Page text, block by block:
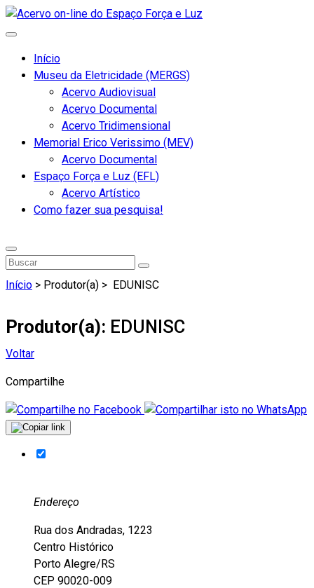
Início
Museu da Eletricidade (MERGS)
Acervo Audiovisual
Acervo Documental
Acervo Tridimensional
Memorial Erico Verissimo (MEV)
Acervo Documental
Espaço Força e Luz (EFL)
Acervo Artístico
Como fazer sua pesquisa!
Início > Produtor(a) > EDUNISC
Produtor(a): EDUNISC
Voltar
Compartilhe
Endereço
Rua dos Andradas, 1223
Centro Histórico
Porto Alegre/RS
CEP 90020-009